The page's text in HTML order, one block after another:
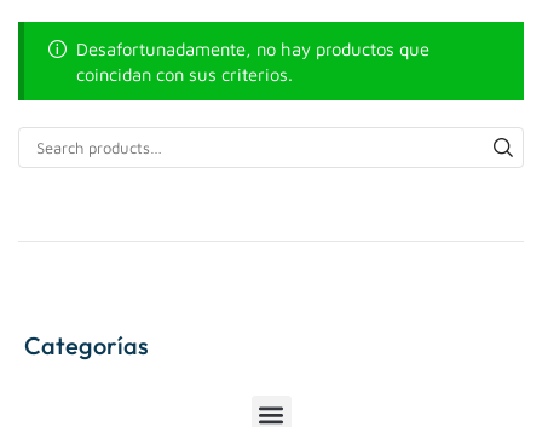
Desafortunadamente, no hay productos que
coincidan con sus criterios.
Categorías